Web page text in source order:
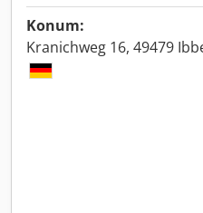
Konum:
Kranichweg 16, 49479